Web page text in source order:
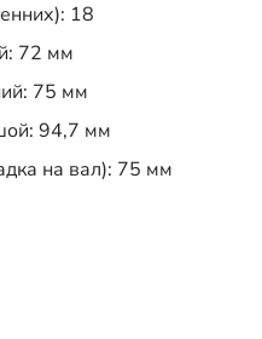
18
72 мм
75 мм
94,7 мм
на вал): 75 мм